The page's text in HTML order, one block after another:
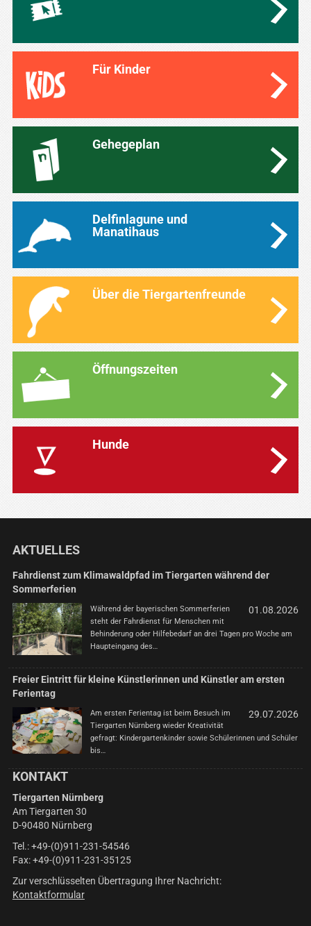
Für Kinder
Gehegeplan
Delfinlagune und
Manatihaus
Über die Tiergartenfreunde
Öffnungszeiten
Hunde
AKTUELLES
Fahrdienst zum Klimawaldpfad im Tiergarten während der
Sommerferien
01.08.2026
Während der bayerischen Sommerferien
steht der Fahrdienst für Menschen mit
Behinderung oder Hilfebedarf an drei Tagen pro Woche am
Haupteingang des…
Freier Eintritt für kleine Künstlerinnen und Künstler am ersten
Ferientag
29.07.2026
Am ersten Ferientag ist beim Besuch im
Tiergarten Nürnberg wieder Kreativität
gefragt: Kindergartenkinder sowie Schülerinnen und Schüler
bis…
KONTAKT
Tiergarten Nürnberg
Am Tiergarten 30
D-90480 Nürnberg
Tel.: +49-(0)911-231-54546
Fax: +49-(0)911-231-35125
Zur verschlüsselten Übertragung Ihrer Nachricht:
Kontaktformular